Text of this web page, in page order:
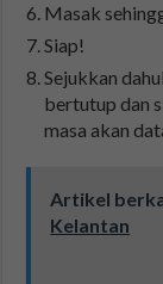
Masak
Siap!
Sejukkan
bertutup dan
masa akan
Artikel
Kelantan